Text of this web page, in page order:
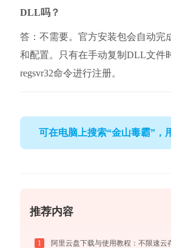
DLL吗？
答：不需要。官方安装包会自动完
和配置。只有在手动复制DLL文件
regsvr32命令进行注册。
可在电脑上搜索“金山毒霸”，
推荐内容
1